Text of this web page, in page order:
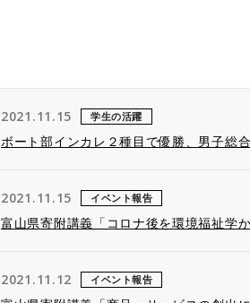
2021.11.15 学生の活躍
ボート部インカレ２種目で優勝、男子総
2021.11.15 イベント報告
富山県寄附講義「コロナ後を環境福祉学
2021.11.12 イベント報告